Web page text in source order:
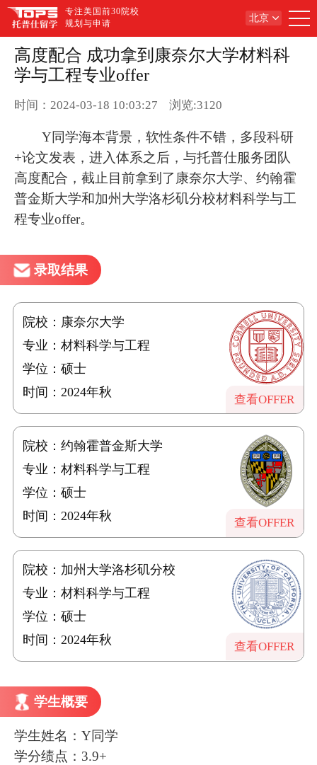
专注美国前30院校
规划与申请
北京
高度配合 成功拿到康奈尔大学材料科
学与工程专业offer
时间：2024-03-18 10:03:27 浏览:3120
Y同学海本背景，软性条件不错，多段科研
+论文发表，进入体系之后，与托普仕服务团队
高度配合，截止目前拿到了康奈尔大学、约翰霍
普金斯大学和加州大学洛杉矶分校材料科学与工
程专业offer。
录取结果
院校：康奈尔大学
专业：材料科学与工程
学位：硕士
时间：2024年秋
查看OFFER
院校：约翰霍普金斯大学
专业：材料科学与工程
学位：硕士
时间：2024年秋
查看OFFER
院校：加州大学洛杉矶分校
专业：材料科学与工程
学位：硕士
时间：2024年秋
查看OFFER
学生概要
学生姓名：Y同学
学分绩点：3.9+